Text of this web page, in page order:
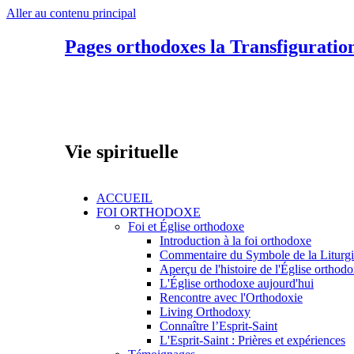
Aller au contenu principal
Pages orthodoxes la
Vie spirituelle
ACCUEIL
FOI ORTHODOXE
Foi et Église orthodoxe
Introduction à la foi orthodoxe
Commentaire du Symbole de la
Aperçu de l'histoire de l'Église
L'Église orthodoxe aujourd'hui
Rencontre avec l'Orthodoxie
Living Orthodoxy
Connaître l’Esprit-Saint
L'Esprit-Saint : Prières et expériences